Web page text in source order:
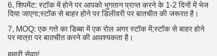
6, शिपमेंट: स्टॉक में होने पर आपको भुगतान प्राप्त करने के 1-2 दिनों में भेज
दिया जाएगा;स्टॉक से बाहर होने पर डिलीवरी पर बातचीत की जरूरत है।
7, MOQ: एक गत्ते का डिब्बा में एक रोल अगर स्टॉक में;स्टॉक से बाहर होने
पर मात्रा पर बातचीत करने की आवश्यकता है।
हमारी सेवाएं